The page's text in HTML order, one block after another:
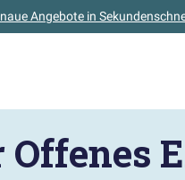
Angebote in
Offenes